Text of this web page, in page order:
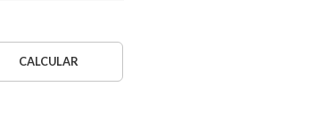
CALCULAR